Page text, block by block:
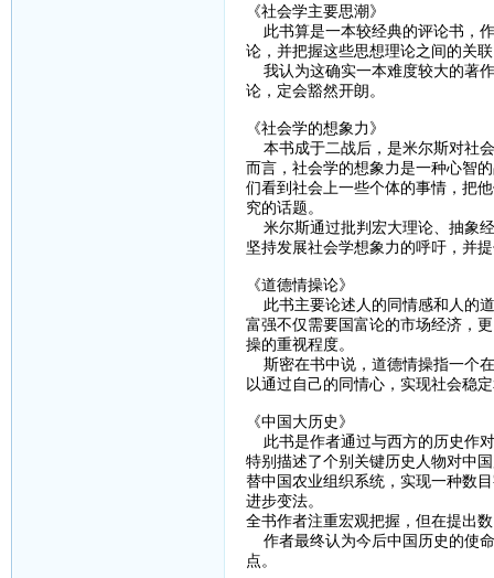
《社会学主要思潮》
此书算是一本较经典的评论书，
论，并把握这些思想理论之间的关
我认为这确实一本难度较大的著
论，定会豁然开朗。
《社会学的想象力》
本书成于二战后，是米尔斯对社
而言，社会学的想象力是一种心智
们看到社会上一些个体的事情，把
究的话题。
米尔斯通过批判宏大理论、抽象
坚持发展社会学想象力的呼吁，并
《道德情操论》
此书主要论述人的同情感和人的
富强不仅需要国富论的市场经济，
操的重视程度。
斯密在书中说，道德情操指一个
以通过自己的同情心，实现社会稳
《中国大历史》
此书是作者通过与西方的历史作
特别描述了个别关键历史人物对中
替中国农业组织系统，实现一种数
进步变法。
全书作者注重宏观把握，但在提出
作者最终认为今后中国历史的使
点。